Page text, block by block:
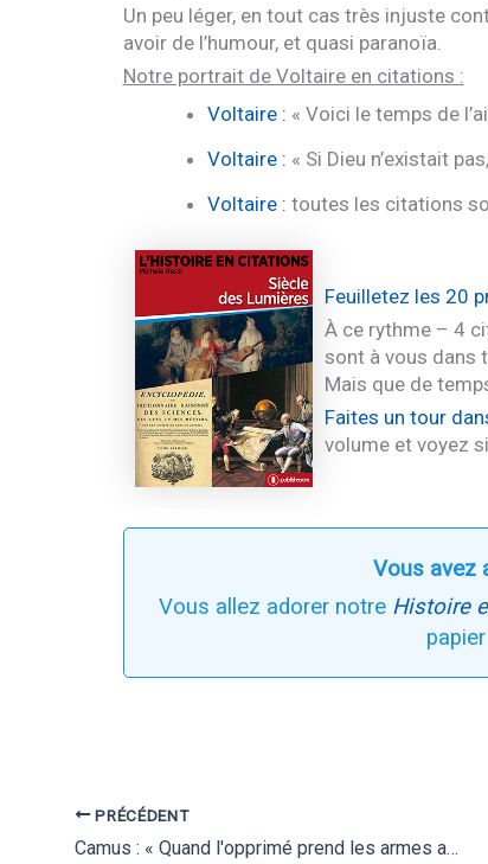
Un peu léger, en tout cas très injuste
avoir de l’humour, et quasi paranoïa.
Notre portrait de Voltaire en citations :
Voltaire : « Voici le temps de
Voltaire : « Si Dieu n’existait
Voltaire : toutes les citations
Feuilletez les 20
À ce rythme – 4
sont à vous dans
Mais que de
Faites un tour
volume et voyez
Vous avez
Vous allez adorer notre Histoire
PRÉCÉDENT
Camus : « Quand l'opprimé prend les armes au nom de la justice, il fait un pas sur la terre de l'injustice. »